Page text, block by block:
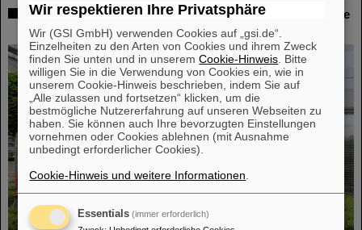
Workshop bei GSI zur Strahlenhärteprüfung: Bedürfnisse
von Forschung und Industrie im Blick
Wir respektieren Ihre Privatsphäre
Wir (GSI GmbH) verwenden Cookies auf „gsi.de“.
Einzelheiten zu den Arten von Cookies und ihrem Zweck
finden Sie unten und in unseremCookie-Hinweis . Bitte
willigen Sie in die Verwendung von Cookies ein, wie in
unserem Cookie-Hinweis beschrieben, indem Sie auf
„Alle zulassen und fortsetzen“ klicken, um die
bestmögliche Nutzererfahrung auf unseren Webseiten zu
haben. Sie können auch Ihre bevorzugten Einstellungen
vornehmen oder Cookies ablehnen (mit Ausnahme
unbedingt erforderlicher Cookies).
Cookie-Hinweis und weitere Informationen
Essentials (immer erforderlich)